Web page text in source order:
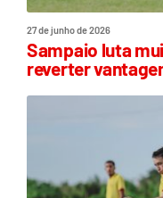
27 de junho de 2026
Sampaio luta
reverter